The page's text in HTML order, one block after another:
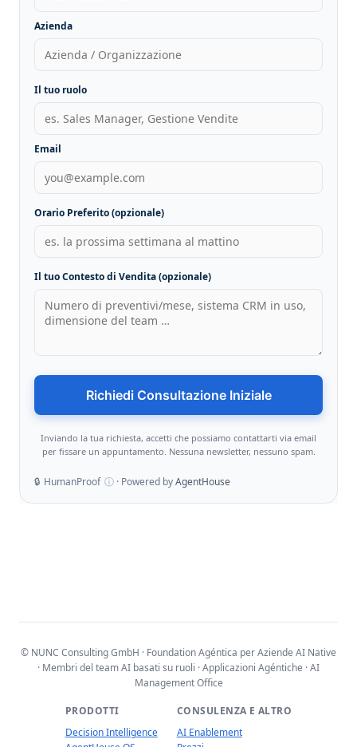
Azienda
Il tuo ruolo
Email
Orario Preferito (opzionale)
Il tuo Contesto di Vendita (opzionale)
Richiedi Consultazione Iniziale
Inviando la tua richiesta, accetti che possiamo contattarti via email
per fissare un appuntamento. Nessuna newsletter, nessuno spam.
🔒 HumanProof ⓘ · Powered byAgentHouse
© NUNC Consulting GmbH · Foundation Agéntica per Aziende AI Native
· Membri del team AI basati su ruoli · Applicazioni Agéntiche · AI
Management Office
PRODOTTI
Decision Intelligence
CONSULENZA E ALTRO
AI Enablement